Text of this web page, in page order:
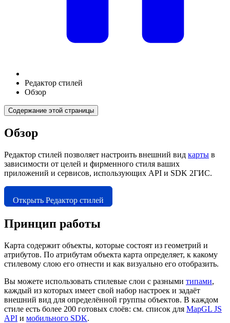
Редактор стилей
Обзор
Содержание этой страницы
Обзор
Редактор стилей позволяет настроить внешний вид карты в
зависимости от целей и фирменного стиля ваших
приложений и сервисов, использующих API и SDK 2ГИС.
Открыть Редактор стилей
Принцип работы
Карта содержит объекты, которые состоят из геометрий и
атрибутов. По атрибутам объекта карта определяет, к какому
стилевому слою его отнести и как визуально его отобразить.
Вы можете использовать стилевые слои с разными типами,
каждый из которых имеет свой набор настроек и задаёт
внешний вид для определённой группы объектов. В каждом
стиле есть более 200 готовых слоёв: см. список для MapGL JS
API и мобильного SDK.